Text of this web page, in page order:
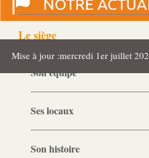
Le siège
Son équipe
Ses locaux
Son histoire
Mise à jour :mercredi 1er juillet